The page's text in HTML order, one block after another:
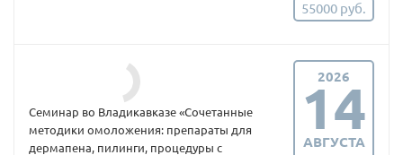
55000 руб.
Семинар во Владикавказе «Сочетанные
методики омоложения: препараты для
дермапена, пилинги, процедуры с
2026
14
АВГУСТА